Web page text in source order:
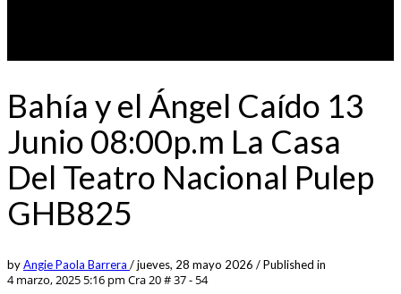
Bahía y el Ángel Caído 13
Junio 08:00p.m La Casa
Del Teatro Nacional Pulep
GHB825
byAngie Paola Barrera /jueves, 28 mayo 2026 /Published in
4 marzo, 2025 5:16 pm Cra 20 # 37 - 54